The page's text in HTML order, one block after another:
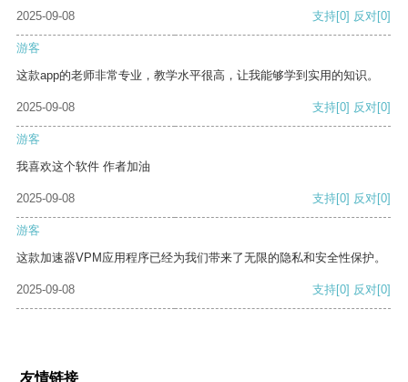
2025-09-08
支持[0] 反对[0]
游客
这款app的老师非常专业，教学水平很高，让我能够学到实用的知识。
2025-09-08 支持[0] 反对[0]
游客
我喜欢这个软件 作者加油
2025-09-08 支持[0] 反对[0]
游客
这款加速器VPM应用程序已经为我们带来了无限的隐私和安全性保护。
2025-09-08 支持[0] 反对[0]
友情链接